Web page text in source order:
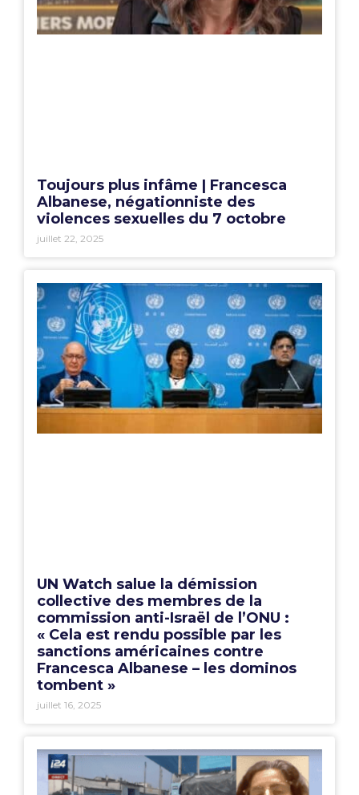
Toujours plus infâme | Francesca
Albanese, négationniste des
violences sexuelles du 7 octobre
juillet 22, 2025
UN Watch salue la démission
collective des membres de la
commission anti-Israël de l’ONU :
« Cela est rendu possible par les
sanctions américaines contre
Francesca Albanese – les dominos
tombent »
juillet 16, 2025